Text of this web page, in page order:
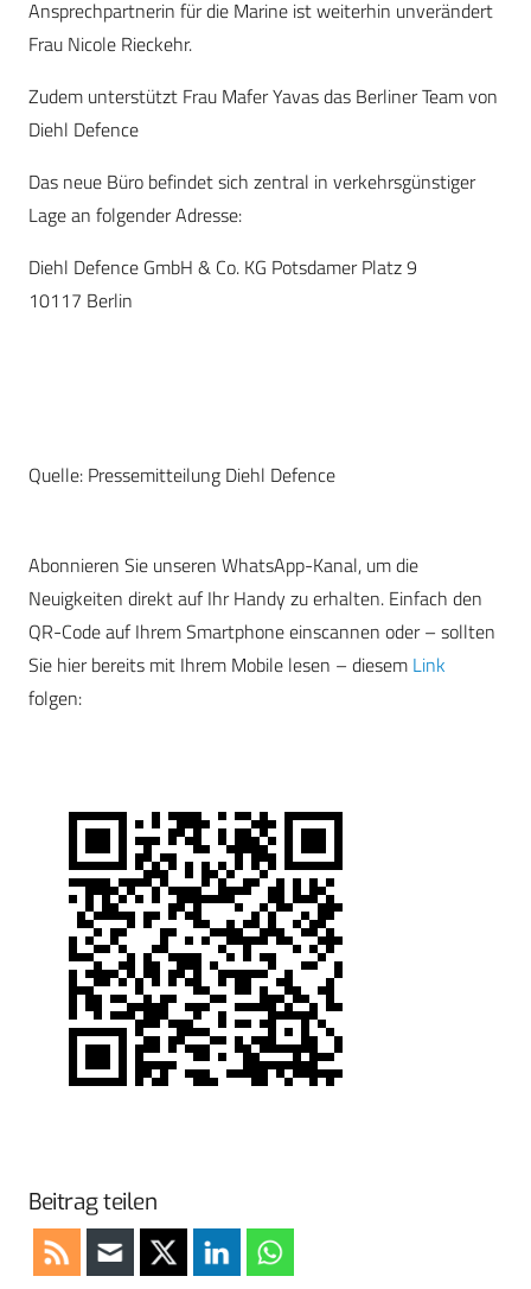
Ansprechpartnerin für die Marine ist weiterhin unverändert
Frau Nicole Rieckehr.
Zudem unterstützt Frau Mafer Yavas das Berliner Team von
Diehl Defence
Das neue Büro befindet sich zentral in verkehrsgünstiger
Lage an folgender Adresse:
Diehl Defence GmbH & Co. KG Potsdamer Platz 9
10117 Berlin
Quelle: Pressemitteilung Diehl Defence
Abonnieren Sie unseren WhatsApp-Kanal, um die
Neuigkeiten direkt auf Ihr Handy zu erhalten. Einfach den
QR-Code auf Ihrem Smartphone einscannen oder – sollten
Sie hier bereits mit Ihrem Mobile lesen – diesem Link
folgen:
Beitrag teilen